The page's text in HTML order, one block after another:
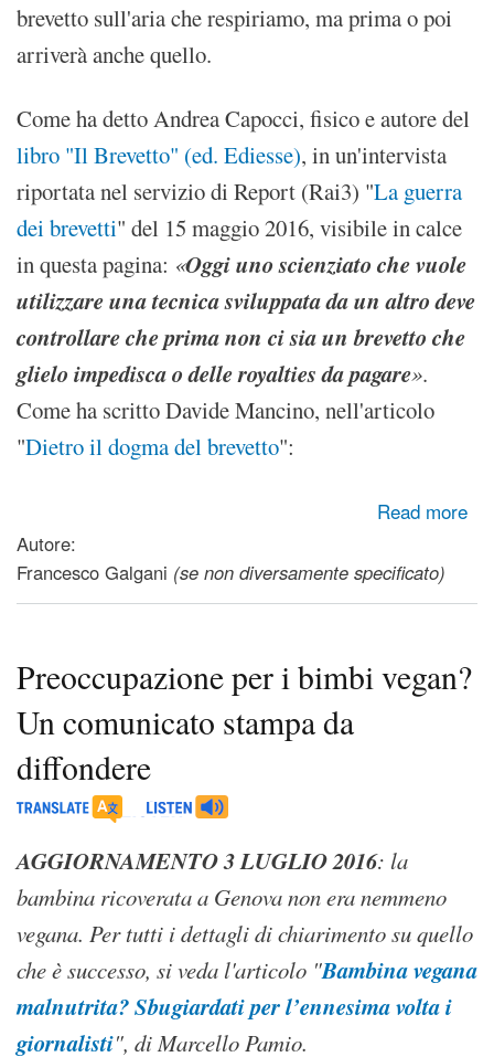
brevetto sull'aria che respiriamo, ma prima o poi
arriverà anche quello.
Come ha detto Andrea Capocci, fisico e autore del
libro "Il Brevetto" (ed. Ediesse), in un'intervista
riportata nel servizio di Report (Rai3) "La guerra
dei brevetti" del 15 maggio 2016, visibile in calce
in questa pagina: «Oggi uno scienziato che vuole
utilizzare una tecnica sviluppata da un altro deve
controllare che prima non ci sia un brevetto che
glielo impedisca o delle royalties da pagare».
Come ha scritto Davide Mancino, nell'articolo
"Dietro il dogma del brevetto":
Read more
about Brevetto e innovazione non vanno d'accordo (video di
Autore:
Francesco Galgani (se non diversamente specificato)
Preoccupazione per i bimbi vegan?
Un comunicato stampa da
diffondere
AGGIORNAMENTO 3 LUGLIO 2016: la
bambina ricoverata a Genova non era nemmeno
vegana. Per tutti i dettagli di chiarimento su quello
che è successo, si veda l'articolo "Bambina vegana
malnutrita? Sbugiardati per l’ennesima volta i
giornalisti", di Marcello Pamio.